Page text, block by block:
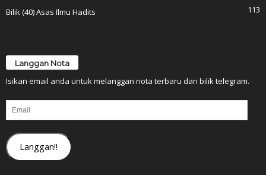
Bilik (40) Asas Ilmu Hadits
113
Langgan Nota
Isikan email anda untuk melanggan nota terbaru dari bilik telegram.
Email
Langgan!!